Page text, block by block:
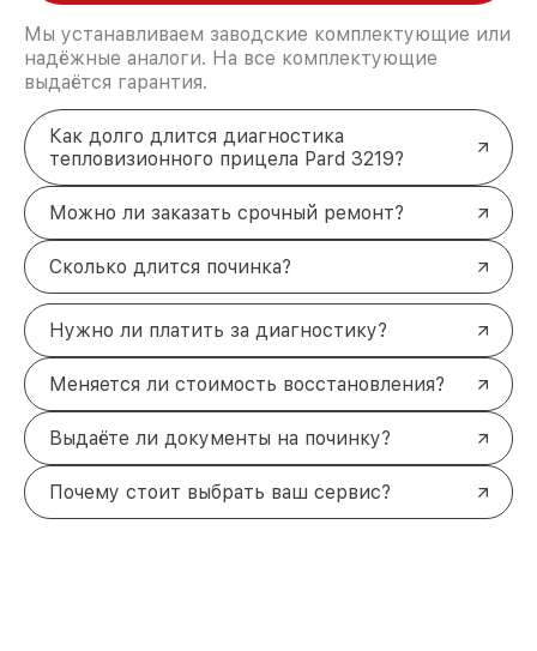
Мы устанавливаем заводские комплектующие или
надёжные аналоги. На все комплектующие
выдаётся гарантия.
Как долго длится диагностика
тепловизионного прицела Pard 3219?
Можно ли заказать срочный ремонт?
Сколько длится починка?
Нужно ли платить за диагностику?
Меняется ли стоимость восстановления?
Выдаёте ли документы на починку?
Почему стоит выбрать ваш сервис?